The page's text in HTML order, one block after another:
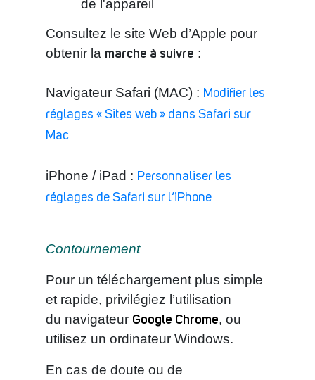
de l'appareil
Consultez le site Web d’Apple pour
obtenir la marche à suivre :
Navigateur Safari (MAC) : Modifier les
réglages « Sites web » dans Safari sur
Mac
iPhone / iPad : Personnaliser les
réglages de Safari sur l’iPhone
Contournement
Pour un téléchargement plus simple
et rapide, privilégiez l’utilisation
du navigateur Google Chrome, ou
utilisez un ordinateur Windows.
En cas de doute ou de